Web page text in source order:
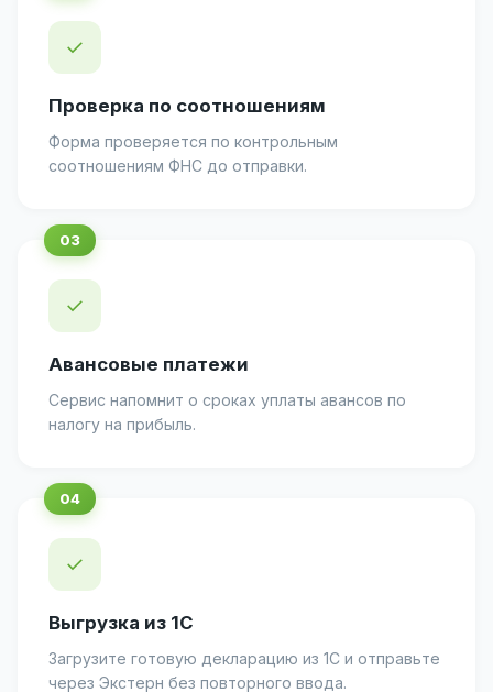
✓
Проверка по соотношениям
Форма проверяется по контрольным
соотношениям ФНС до отправки.
✓
Авансовые платежи
Сервис напомнит о сроках уплаты авансов по
налогу на прибыль.
✓
Выгрузка из 1С
Загрузите готовую декларацию из 1С и отправьте
через Экстерн без повторного ввода.